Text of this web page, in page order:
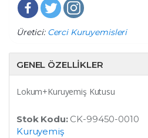
Üretici: Cerci Kuruyemisleri
GENEL ÖZELLIKLER
Lokum+Kuruyemiş Kutusu
Stok Kodu: CK-99450-0010
Kuruyemiş